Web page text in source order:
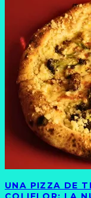
UNA PIZZA DE